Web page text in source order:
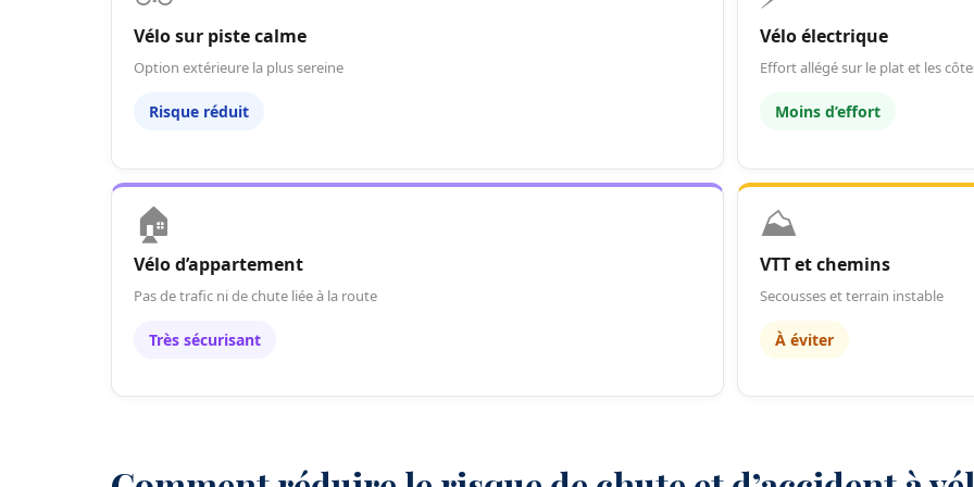
Vélo sur piste calme
Option extérieure la plus sereine
Risque réduit
Vélo électrique
Effort allégé sur le plat et les
Moins d’effort
🏠
Vélo d’appartement
Pas de trafic ni de chute liée à la route
Très sécurisant
⛰️
VTT et chemins
Secousses et terrain instable
À éviter